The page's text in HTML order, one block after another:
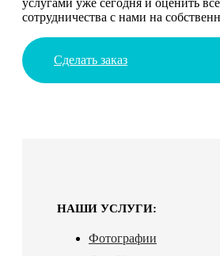
сотрудничества с нами на
Сделать заказ
НАШИ УСЛУГИ:
Фотографии